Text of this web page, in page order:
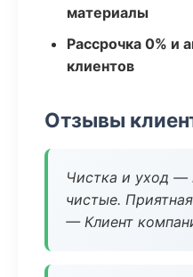
материалы
Рассрочка 0% и
клиентов
Отзывы
Чистка и уход
чистые.
— Клиент